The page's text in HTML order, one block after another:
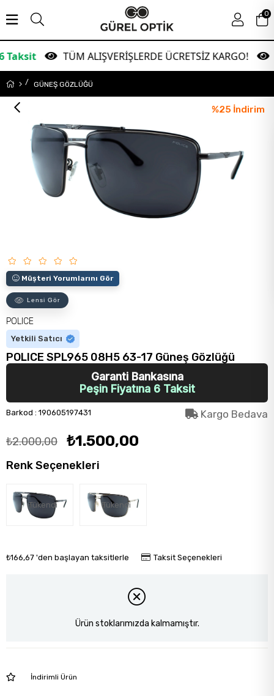
TÜM ALIŞVERİŞLERDE ÜCRETSİZ KARGO!
0
GÜNEŞ GÖZLÜĞÜ
%25 İndirim
Müşteri Yorumlarını Gör
Lensi Gör
POLICE
Yetkili Satıcı
POLICE SPL965 08H5 63-17 Güneş Gözlüğü
Garanti Bankasına
Peşin Fiyatına 6 Taksit
Barkod : 190605197431 Kargo Bedava
₺2.000,00 ₺1.500,00
Renk Seçenekleri
Tükendi Tükendi
₺166,67 'den başlayan taksitlerle Taksit Seçenekleri
Ürün stoklarımızda kalmamıştır.
İndirimli Ürün